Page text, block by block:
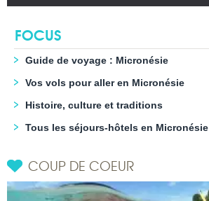
FOCUS
Guide de voyage : Micronésie
Vos vols pour aller en Micronésie
Histoire, culture et traditions
Tous les séjours-hôtels en Micronésie
COUP DE COEUR